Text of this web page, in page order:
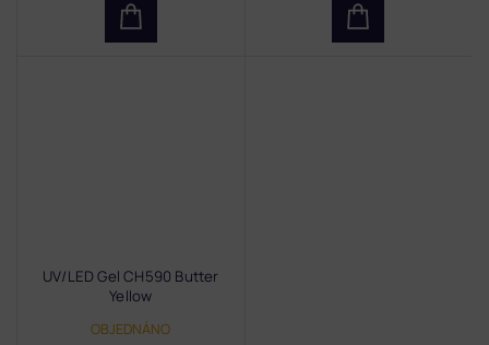
UV/LED Gel CH590 Butter
Yellow
OBJEDNÁNO